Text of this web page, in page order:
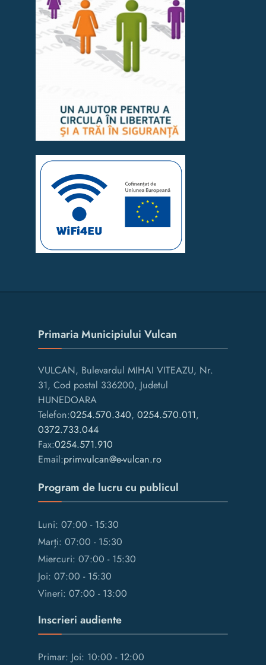
Primaria Municipiului Vulcan
VULCAN, Bulevardul MIHAI VITEAZU, Nr.
31, Cod postal 336200, Judetul
HUNEDOARA
Telefon:0254.570.340, 0254.570.011,
0372.733.044
Fax:0254.571.910
Email:primvulcan@e-vulcan.ro
Program de lucru cu publicul
Luni: 07:00 - 15:30
Marți: 07:00 - 15:30
Miercuri: 07:00 - 15:30
Joi: 07:00 - 15:30
Vineri: 07:00 - 13:00
Inscrieri audiente
Primar: Joi: 10:00 - 12:00